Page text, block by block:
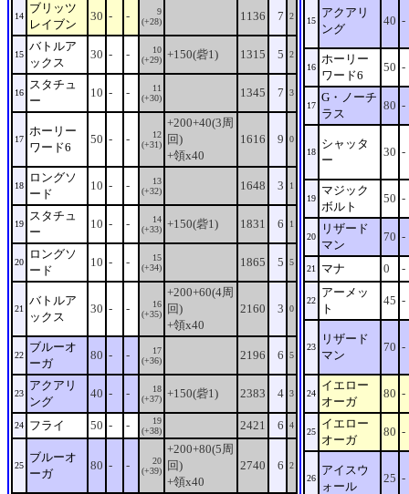
14
ブリッツ
レイブン
30 - -
9
(+28)
1136 7 2
15
バトルア
ックス
30 - -
10
(+29) +150(砦1) 1315 5 2
16
スタチュ
ー
10 - -
11
(+30)
1345 7 3
17
ホーリー
ワード6
50 - -
12
(+31)
+200+40(3周
回)
+領x40
1616 9 0
18
ロングソ
ード
10 - -
13
(+32)
1648 3 1
19
スタチュ
ー
10 - -
14
(+33) +150(砦1) 1831 6 1
20
ロングソ
ード
10 - -
15
(+34)
1865 5 5
21
バトルア
ックス
30 - -
16
(+35)
+200+60(4周
回)
+領x40
2160 3 0
22
ブルーオ
ーガ
80 - -
17
(+36)
2196 6 5
23
アクアリ
ング
40 - -
18
(+37) +150(砦1) 2383 4 3
24 フライ 50 - -
19
(+38)
2421 6 4
25
ブルーオ
ーガ
80 - -
20
(+39)
+200+80(5周
回)
+領x40
2740 6 2
15
アクアリ
ング
40 -
16
ホーリー
ワード6
50 -
17
G・ノーチ
ラス
80 -
18
シャッタ
ー
30 -
19
マジック
ボルト
50 -
20
リザード
マン
70 -
21 マナ 0 -
22
アーメッ
ト
45 -
23
リザード
マン
70 -
24
イエロー
オーガ
80 -
25
イエロー
オーガ
80 -
26
アイスウ
ォール
25 -